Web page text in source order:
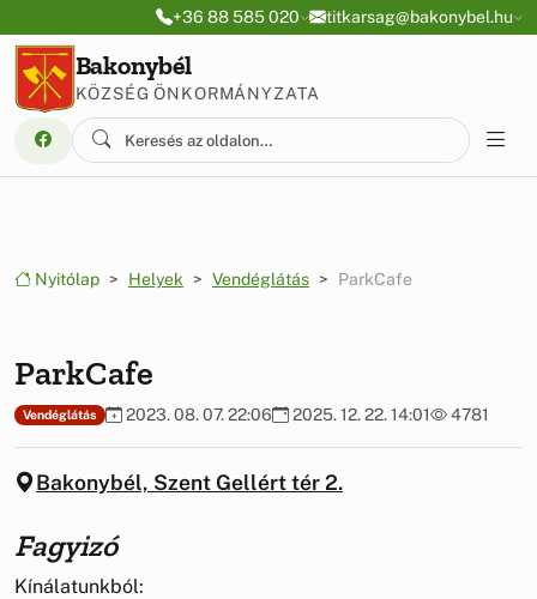
Ugrás a menüre
Ugrás a tartalomra+36 88 585 020 titkarsag@bakonybel.hu
Bakonybél
KÖZSÉG ÖNKORMÁNYZATA
Nyitólap Helyek Vendéglátás ParkCafe
ParkCafe
Vendéglátás 2023. 08. 07. 22:06 2025. 12. 22. 14:01 4781
Bakonybél, Szent Gellért tér 2.
Fagyizó
Kínálatunkból: